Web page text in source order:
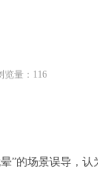
”的场景误导，
览量： 116